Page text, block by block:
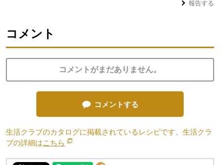
報告する
コメント
コメントがまだありません。
コメントする
生活クラブのカタログに掲載されているレシピです。生活クラ
ブの詳細はこちら 別のウィンドウで開きます。